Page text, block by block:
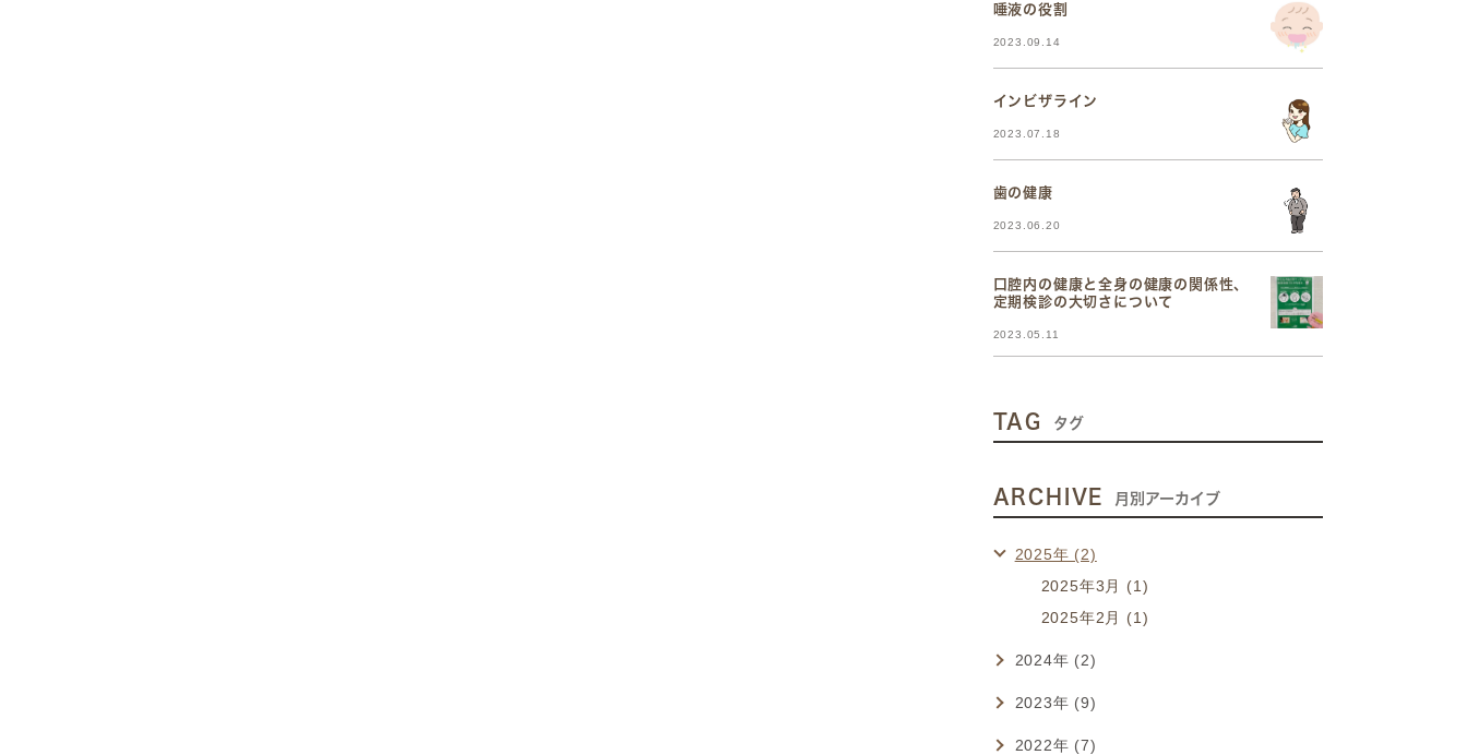
唾液の役割
2023.09.14
インビザライン
2023.07.18
歯の健康
2023.06.20
口腔内の健康と全身の健康の関係性、
定期検診の大切さについて
2023.05.11
TAG タグ
ARCHIVE 月別アーカイブ
2025年 (2)
2025年3月 (1)
2025年2月 (1)
2024年 (2)
2023年 (9)
2022年 (7)